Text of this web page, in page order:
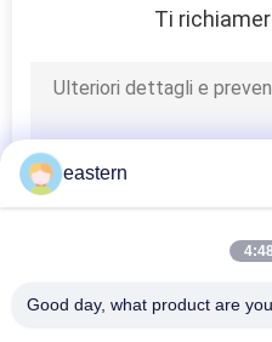
Ti
eastern
Good day, what product are